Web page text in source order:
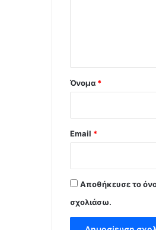
Όνομα *
Email *
Αποθήκευσε το
σχολιάσω.